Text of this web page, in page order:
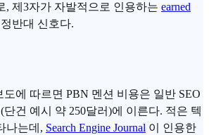
, 제3자가 자발적으로 인용하는 earned
반대 신호다.
도에 따르면 PBN 멘션 비용은 일반 SEO
(단건 예시 약 250달러)에 이른다. 적은 텍
나는데, Search Engine Journal 이 인용한